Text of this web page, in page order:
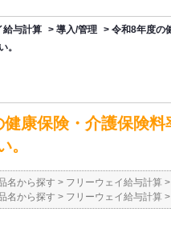
給与計算 > 導入/管理 > 令和8年度の
。
康保険・介護保険
。
名から探す > フリーウェイ給与計算 >
名から探す > フリーウェイ給与計算 >